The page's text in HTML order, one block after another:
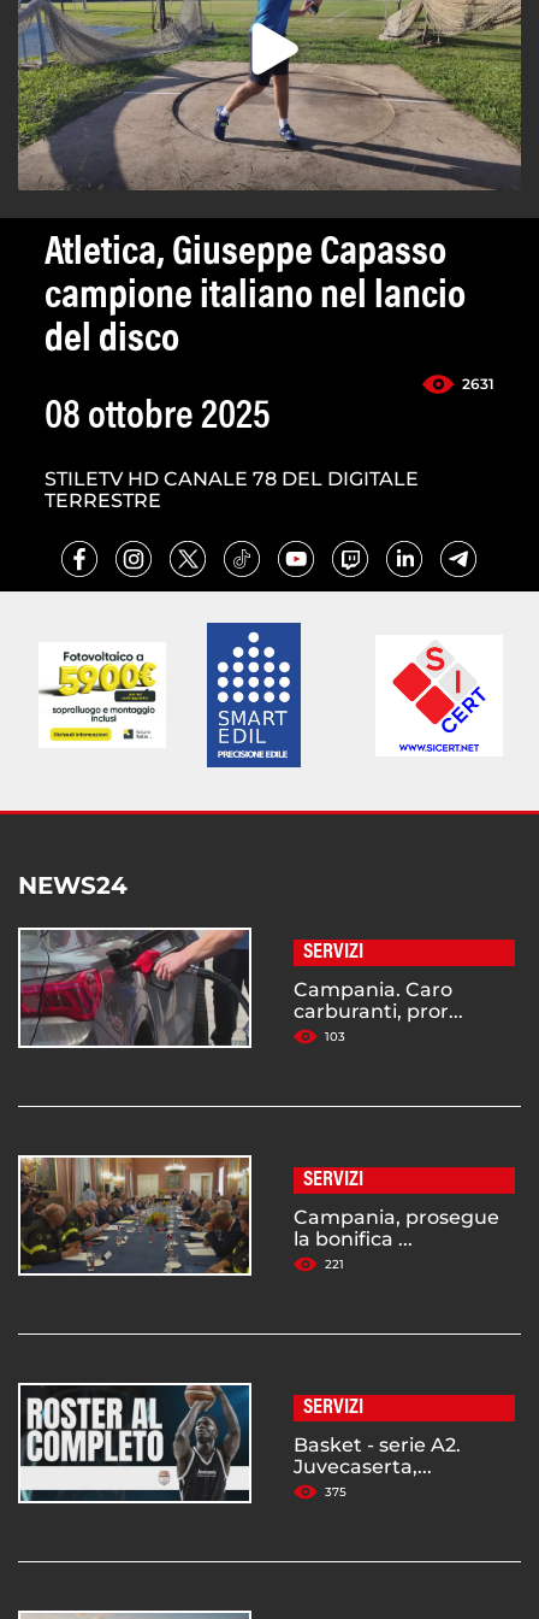
Atletica, Giuseppe Capasso
campione italiano nel lancio
del disco
2631
08 ottobre 2025
STILETV HD CANALE 78 DEL DIGITALE
TERRESTRE
NEWS24
SERVIZI
Campania. Caro
carburanti, pror...
103
SERVIZI
Campania, prosegue
la bonifica ...
221
SERVIZI
Basket - serie A2.
Juvecaserta,...
375